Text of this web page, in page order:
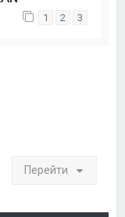
1 2 3
Перейти